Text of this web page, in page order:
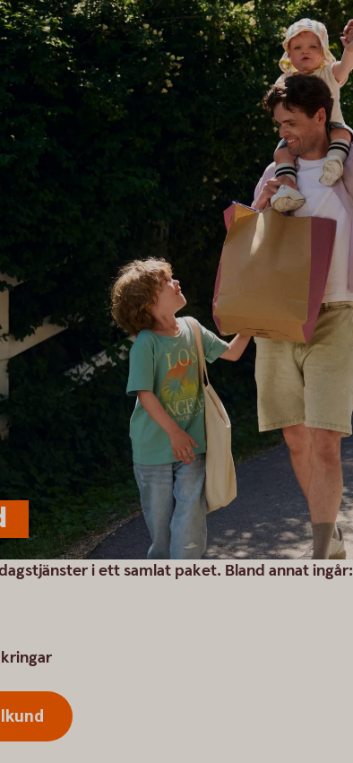
i ett samlat paket. Bland annat ingår: